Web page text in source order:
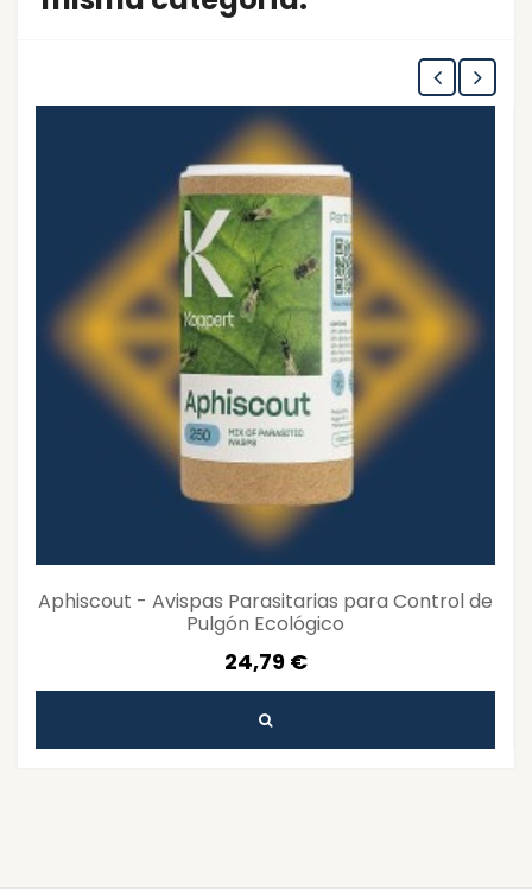
Aphiscout - Avispas Parasitarias para Control de
Pulgón Ecológico
24,79 €